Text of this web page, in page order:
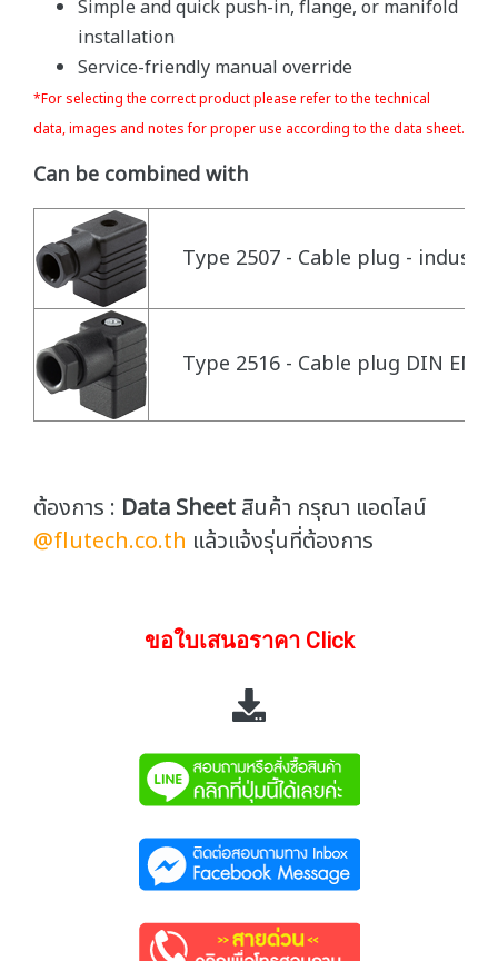
Simple and quick push-in, flange, or manifold
installation
Service-friendly manual override
*For selecting the correct product please refer to the technical
data, images and notes for proper use according to the data sheet.
Can be combined with
Type 2507 - Cable plug -
Type 2516 - Cable plug DIN EN
ต้องการ : Data Sheet สินค้า กรุณา แอดไลน์
@flutech.co.th แล้วแจ้งรุ่นที่ต้องการ
ขอใบเสนอราคา Click